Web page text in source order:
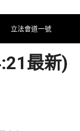
立法會道一號
最新)